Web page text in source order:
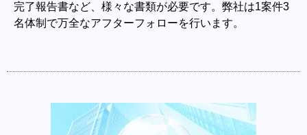
完了報告書など、様々な書類が必要です。弊社は1案件3
名体制で万全なアフターフォローを行います。